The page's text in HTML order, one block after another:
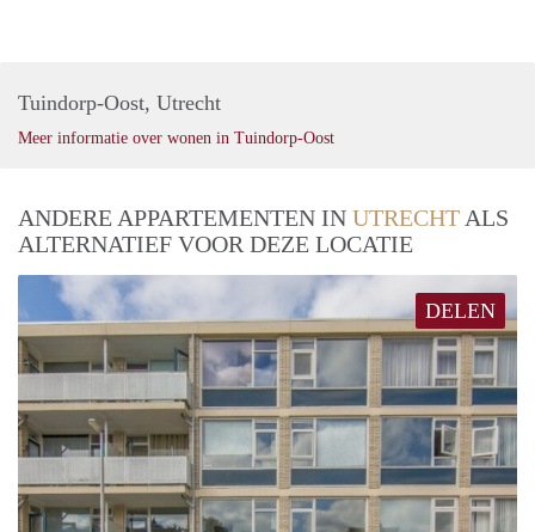
Tuindorp-Oost, Utrecht
Meer informatie over wonen in Tuindorp-Oost
ANDERE APPARTEMENTEN IN UTRECHT ALS
ALTERNATIEF VOOR DEZE LOCATIE
DELEN